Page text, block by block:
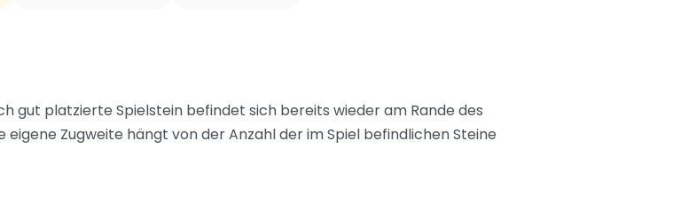
gut platzierte Spielstein befindet sich bereits wieder am Rande des
Zugweite hängt von der Anzahl der im Spiel befindlichen Steine